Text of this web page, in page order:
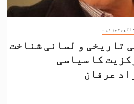
تاریخی و لسانی شناخت
کا سیاسی
عرفان